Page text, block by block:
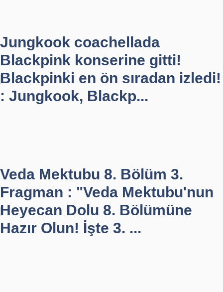
Jungkook coachellada
Blackpink konserine gitti!
Blackpinki en ön sıradan izledi!
: Jungkook, Blackp...
Veda Mektubu 8. Bölüm 3.
Fragman : "Veda Mektubu'nun
Heyecan Dolu 8. Bölümüne
Hazır Olun! İşte 3. ...